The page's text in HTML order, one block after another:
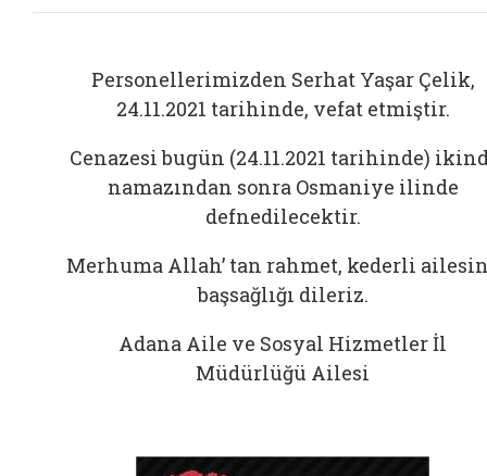
Personellerimizden Serhat Yaşar Çelik,
24.11.2021 tarihinde, vefat etmiştir.
Cenazesi bugün (24.11.2021 tarihinde)
namazından sonra Osmaniye ilinde
defnedilecektir.
Merhuma Allah’ tan rahmet, kederli
başsağlığı dileriz.
Adana Aile ve Sosyal Hizmetler İl
Müdürlüğü Ailesi